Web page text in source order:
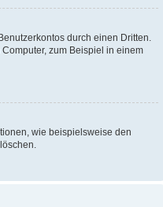
durch einen Dritten.
zum Beispiel in einem
wie beispielsweise den